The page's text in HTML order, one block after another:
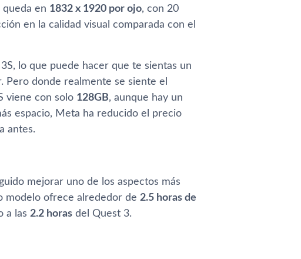
queda en 1832 x 1920 por ojo, con 20
en la calidad visual comparada con el
lo que puede hacer que te sientas un
Pero donde realmente se siente el
viene con solo 128GB, aunque hay un
espacio, Meta ha reducido el precio
antes.
mejorar uno de los aspectos más
modelo ofrece alrededor de 2.5 horas de
a las 2.2 horas del Quest 3.